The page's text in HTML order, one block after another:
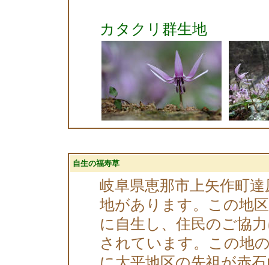
カタクリ群生地
自生の福寿草
岐阜県恵那市上矢作町
地があります。この地
に自生し、住民のご協
されています。この地